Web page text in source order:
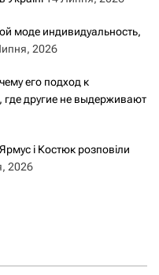
моде индивидуальность,
2026
его подход к
где другие не выдерживают
і Костюк розповіли
2026